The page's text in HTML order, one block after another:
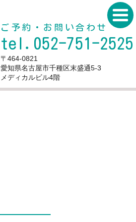
ご予約・お問い合わせ
tel.052-751-2525
〒464-0821
愛知県名古屋市千種区末盛通5-3
メディカルビル4階